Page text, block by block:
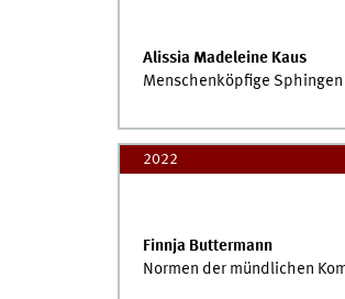
Alissia Madeleine Kaus
Menschenköpfige
2022
Finnja Buttermann
Normen der mündlichen